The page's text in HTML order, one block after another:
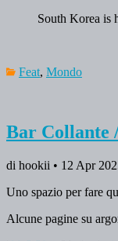
South Korea is
Feat, Mondo
Bar Collante
di hookii • 12 Apr
Uno spazio per fare
Alcune pagine su